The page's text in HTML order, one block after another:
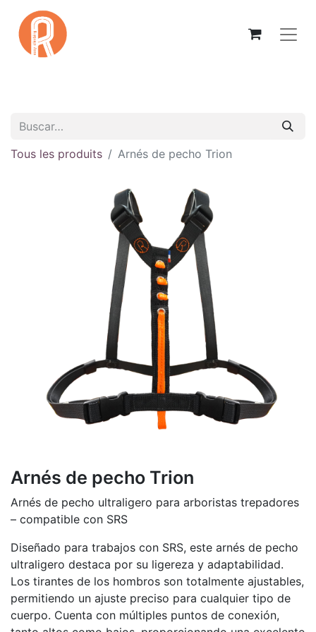
Tous les produits Arnés de pecho Trion
Arnés de pecho Trion
Arnés de pecho ultraligero para arboristas trepadores
– compatible con SRS
Diseñado para trabajos con SRS, este arnés de pecho
ultraligero destaca por su ligereza y adaptabilidad.
Los tirantes de los hombros son totalmente ajustables,
permitiendo un ajuste preciso para cualquier tipo de
cuerpo. Cuenta con múltiples puntos de conexión,